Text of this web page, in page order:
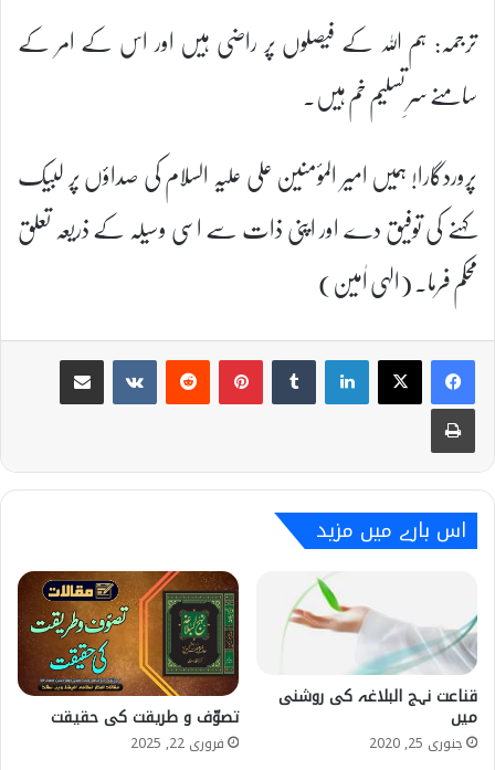
ترجمہ: ہم اللہ کے فیصلوں پر راضی ہیں اور اس کے امر کے
سامنے سرِ تسلیم خم ہیں۔
پروردگارا! ہمیں امیر المؤمنین علی علیہ السلام کی صداؤں پر لبیک
کہنے کی توفیق دے اور اپنی ذات سے اسی وسیلہ کے ذریعہ تعلق
محکم فرما۔ (الہی اٰمین)
اس بارے میں مزید
قناعت نہج البلاغہ کی روشنی
میں
جنوری 25, 2020
تصوّف و طریقت کی حقیقت
فروری 22, 2025